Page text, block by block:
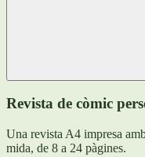
Revista de còmic
Una revista A4 impresa
mida, de 8 a 24 pàgines.